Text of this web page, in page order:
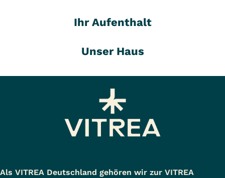
Ihr Aufenthalt
Unser Haus
Als VITREA Deutschland gehören wir zur VITREA